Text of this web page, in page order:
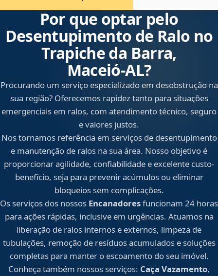
Por que optar pelo
Desentupimento de Ralo no
Trapiche da Barra,
Maceió‑AL?
Procurando um serviço especializado em desobstrução na
sua região? Oferecemos rapidez tanto para situações
emergenciais em ralos, com atendimento técnico, seguro
e valores justos.
Nos tornamos referência em serviços de desentupimento
e manutenção de ralos na sua área. Nosso objetivo é
proporcionar agilidade, confiabilidade e excelente custo-
benefício, seja para prevenir acúmulos ou eliminar
bloqueios sem complicações.
Os serviços dos nossos Encanadoresfuncionam 24 horas
para ações rápidas, inclusive em urgências. Atuamos na
liberação de ralos internos e externos, limpeza de
tubulações, remoção de resíduos acumulados e soluções
completas para manter o escoamento do seu imóvel.
Conheça também nossos serviços: Caça Vazamento,